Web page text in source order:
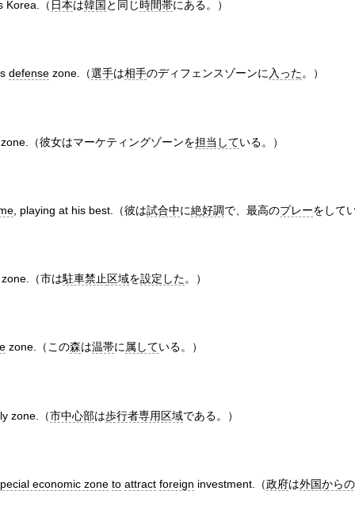
Korea.（ 日本は韓国 と同じ時間帯にある。）
defensezone.（選手は相手のディフェンスゾーンに入った。）
zone.（彼女はマーケティングゾーンを担当している。）
, playing at his best.（彼は試合中に絶好調で、最高のプレーをして
zone.（市は駐車禁止 区域を設定した。）
zone.（この森は温帯に属している。）
zone.（市中心部は歩行者専用区域である。）
economic zone to attract foreign investment.（政府は外国から